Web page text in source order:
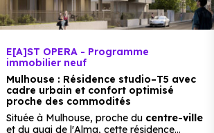
km, soit 40 min à pied.
à pied.
E[A]ST OPERA - Programme
immobilier neuf
Mulhouse : Résidence studio–T5 avec
cadre urbain et confort optimisé
proche des commodités
Située à Mulhouse, proche du centre-ville
et du quai de l'Alma, cette résidence